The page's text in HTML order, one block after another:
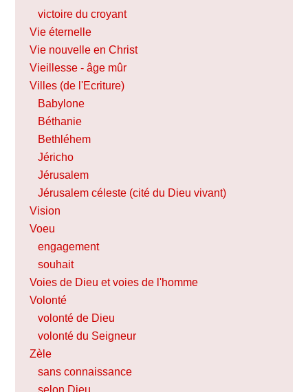
victoire du croyant
Vie éternelle
Vie nouvelle en Christ
Vieillesse - âge mûr
Villes (de l'Ecriture)
Babylone
Béthanie
Bethléhem
Jéricho
Jérusalem
Jérusalem céleste (cité du Dieu vivant)
Vision
Voeu
engagement
souhait
Voies de Dieu et voies de l'homme
Volonté
volonté de Dieu
volonté du Seigneur
Zèle
sans connaissance
selon Dieu